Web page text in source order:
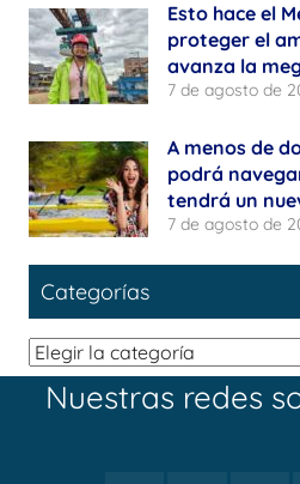
Esto hace el
proteger el
avanza la
7 de agosto de
A menos de
podrá
tendrá un
7 de agosto de
Categorías
Categorías
Nuestras redes